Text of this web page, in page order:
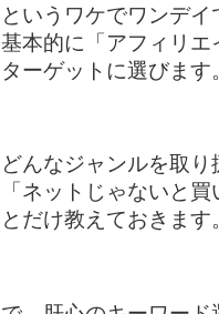
というワケでワンデ
基本的に「アフィリ
ターゲットに選びます
どんなジャンルを取
「ネットじゃないと
とだけ教えておきます